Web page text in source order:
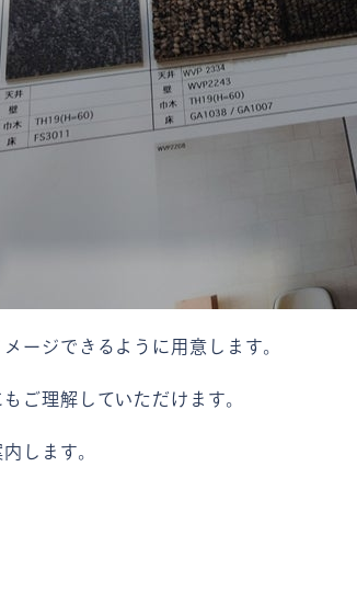
ージできるように用意します。
ご理解していただけます。
します。